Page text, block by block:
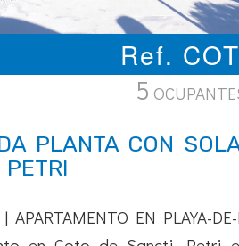
Ref.
5
PLANTA CON
APARTAMENTO EN PLAYA-